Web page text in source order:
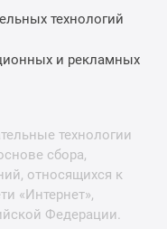
технологий
и рекламных
технологии
сбора,
относящихся к
«Интернет»,
Федерации.